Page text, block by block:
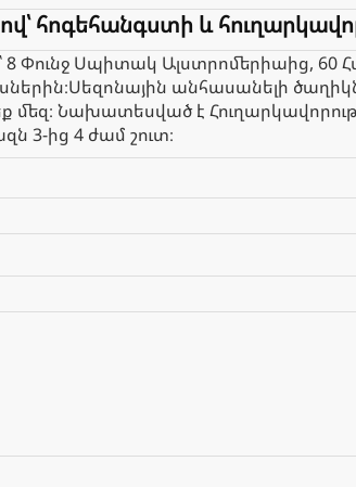
հոգեհանգստի և
Փունջ Սպիտակ Ալստրոմերիաից,
անհասանելի
Նախատեսված է
3-ից 4 ժամ շուտ։